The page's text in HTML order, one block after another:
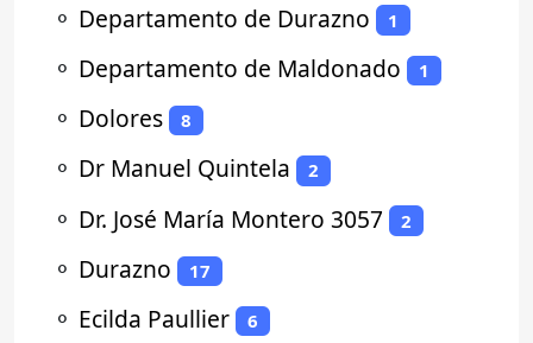
⚬ Departamento de Durazno 1
⚬ Departamento de Maldonado 1
⚬ Dolores 8
⚬ Dr Manuel Quintela 2
⚬ Dr. José María Montero 3057 2
⚬ Durazno 17
⚬ Ecilda Paullier 6